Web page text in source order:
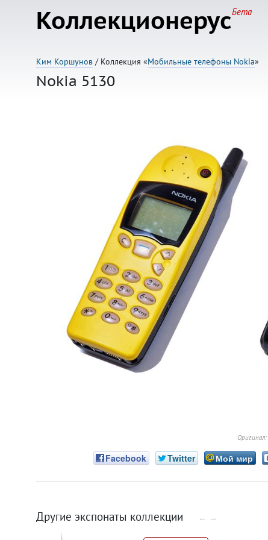
КоллекционерусБета
Ким Коршунов / Коллекция «Мобильные телефоны Nokia»
Nokia 5130
Оригинал:
Facebook Twitter Мой мир
Другие экспонаты коллекции ← →